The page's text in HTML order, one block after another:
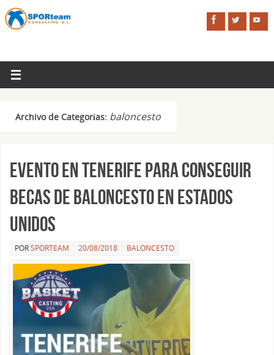
Archivo de Categorías: baloncesto
Evento en Tenerife para conseguir
becas de baloncesto en Estados
Unidos
PORSPORTEAM 20/08/2018 BALONCESTO